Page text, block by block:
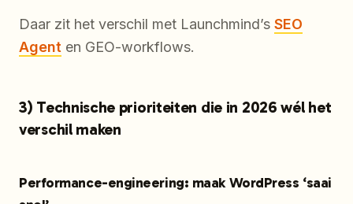
Daar zit het verschil met Launchmind’s SEO
Agent en GEO-workflows.
3) Technische prioriteiten die in 2026 wél het
verschil maken
Performance-engineering: maak WordPress ‘saai